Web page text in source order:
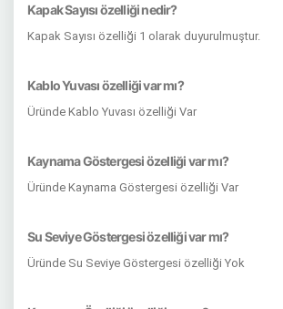
Kapak Sayısı özelliği nedir?
Kapak Sayısı özelliği 1 olarak duyurulmuştur.
Kablo Yuvası özelliği var mı?
Üründe Kablo Yuvası özelliği Var
Kaynama Göstergesi özelliği var mı?
Üründe Kaynama Göstergesi özelliği Var
Su Seviye Göstergesi özelliği var mı?
Üründe Su Seviye Göstergesi özelliği Yok